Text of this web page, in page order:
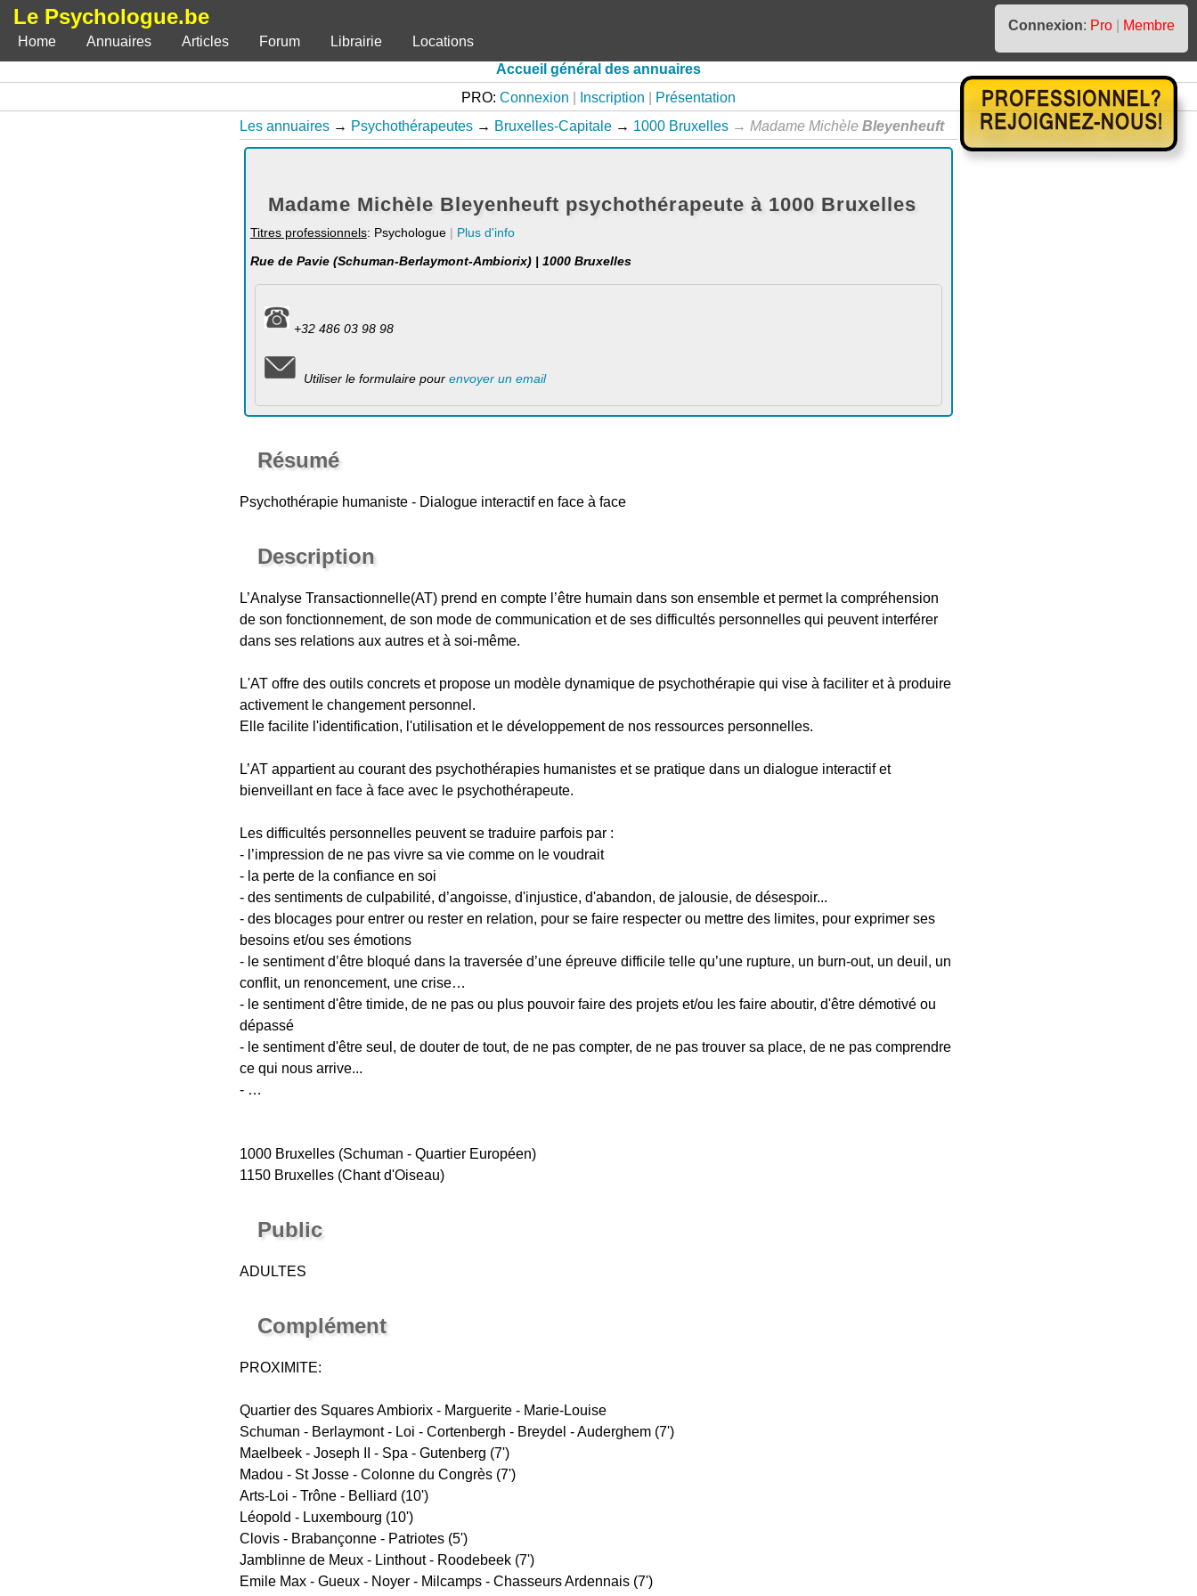
Le Psychologue.be Connexion: Pro
Membre
Home
Annuaires Articles Forum Librairie
Locations
Accueil général des annuaires
PRO: Connexion Inscription
Présentation
Les annuaires → Psychothérapeutes → Bruxelles-Capitale → 1000 Bruxelles → Madame Michèle Bleyenheuft
Madame Michèle Bleyenheuft psychothérapeute à 1000 Bruxelles
Titres professionnels: Psychologue | Plus d'info
Rue de Pavie (Schuman-Berlaymont-Ambiorix) | 1000 Bruxelles
+32 486 03 98 98
Utiliser le formulaire pourenvoyer un email
Résumé
Psychothérapie humaniste - Dialogue interactif en face à face
Description
L’Analyse Transactionnelle(AT) prend en compte l’être humain dans son ensemble et permet la compréhension
de son fonctionnement, de son mode de communication et de ses difficultés personnelles qui peuvent interférer
dans ses relations aux autres et à soi-même.
L'AT offre des outils concrets et propose un modèle dynamique de psychothérapie qui vise à faciliter et à produire
activement le changement personnel.
Elle facilite l'identification, l'utilisation et le développement de nos ressources personnelles.
L’AT appartient au courant des psychothérapies humanistes et se pratique dans un dialogue interactif et
bienveillant en face à face avec le psychothérapeute.
Les difficultés personnelles peuvent se traduire parfois par :
- l’impression de ne pas vivre sa vie comme on le voudrait
- la perte de la confiance en soi
- des sentiments de culpabilité, d’angoisse, d'injustice, d'abandon, de jalousie, de désespoir...
- des blocages pour entrer ou rester en relation, pour se faire respecter ou mettre des limites, pour exprimer ses
besoins et/ou ses émotions
- le sentiment d’être bloqué dans la traversée d’une épreuve difficile telle qu’une rupture, un burn-out, un deuil, un
conflit, un renoncement, une crise…
- le sentiment d'être timide, de ne pas ou plus pouvoir faire des projets et/ou les faire aboutir, d'être démotivé ou
dépassé
- le sentiment d'être seul, de douter de tout, de ne pas compter, de ne pas trouver sa place, de ne pas comprendre
ce qui nous arrive...
- …
1000 Bruxelles (Schuman - Quartier Européen)
1150 Bruxelles (Chant d'Oiseau)
Public
ADULTES
Complément
PROXIMITE:
Quartier des Squares Ambiorix - Marguerite - Marie-Louise
Schuman - Berlaymont - Loi - Cortenbergh - Breydel - Auderghem (7')
Maelbeek - Joseph II - Spa - Gutenberg (7')
Madou - St Josse - Colonne du Congrès (7')
Arts-Loi - Trône - Belliard (10')
Léopold - Luxembourg (10')
Clovis - Brabançonne - Patriotes (5')
Jamblinne de Meux - Linthout - Roodebeek (7')
Emile Max - Gueux - Noyer - Milcamps - Chasseurs Ardennais (7')